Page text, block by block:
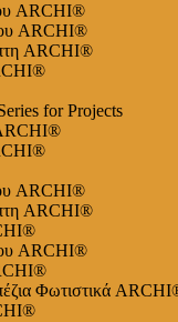
ARCHI®
ARCHI®
ARCHI®
for Projects
ARCHI®
ARCHI®
ARCHI®
Φωτιστικά